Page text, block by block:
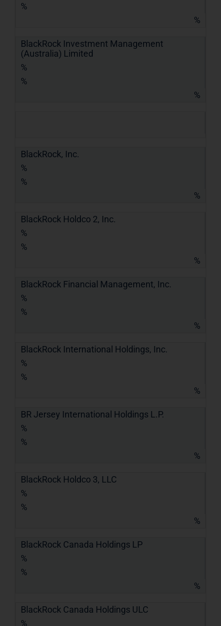
%
%
BlackRock Investment Management
(Australia) Limited
%
%
%
BlackRock, Inc.
%
%
%
BlackRock Holdco 2, Inc.
%
%
%
BlackRock Financial Management, Inc.
%
%
%
BlackRock International Holdings, Inc.
%
%
%
BR Jersey International Holdings L.P.
%
%
%
BlackRock Holdco 3, LLC
%
%
%
BlackRock Canada Holdings LP
%
%
%
BlackRock Canada Holdings ULC
%